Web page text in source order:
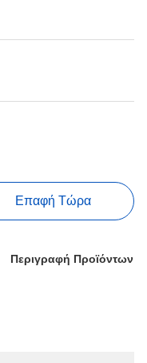
Επαφή Τώρα
Περιγραφή Προϊόντων